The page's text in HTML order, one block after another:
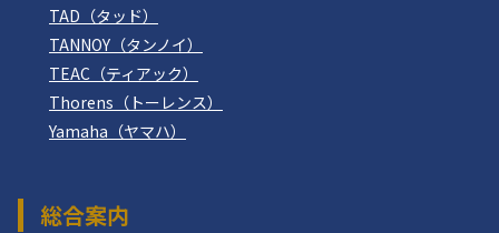
TAD（タッド）
TANNOY（タンノイ）
TEAC（ティアック）
Thorens（トーレンス）
Yamaha（ヤマハ）
総合案内